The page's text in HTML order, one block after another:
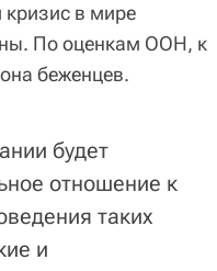
в мире
По оценкам ООН, к
беженцев.
будет
отношение к
таких
и